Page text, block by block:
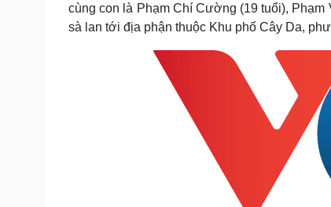
Dinh dưỡng - món ngon
Cây thuốc
Làm đẹp - giảm cân
Nhà đẹp
Blog
Tình yêu - Gia đình
cùng con là Phạm Chí Cường (19 tuổi), Phạm
sà lan tới địa phận thuộc Khu phố Cây Da,